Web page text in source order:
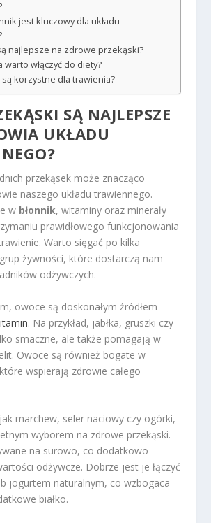
jest kluczowy dla układu
najlepsze na zdrowe przekąski?
warto włączyć do diety?
są korzystne dla trawienia?
SĄ NAJLEPSZE
UKŁADU
przekąsek może znacząco
naszego układu trawiennego.
w błonnik, witaminy oraz minerały
prawidłowego funkcjonowania
Warto sięgać po kilka
żywności, które dostarczą nam
odżywczych.
owoce są doskonałym źródłem
. Na przykład, jabłka, gruszki czy
smaczne, ale także pomagają w
Owoce są również bogate w
wspierają zdrowie całego
marchew, seler naciowy czy ogórki,
wyborem na zdrowe przekąski.
na surowo, co dodatkowo
odżywcze. Dobrze jest je łączyć
jogurtem naturalnym, co wzbogaca
białko.